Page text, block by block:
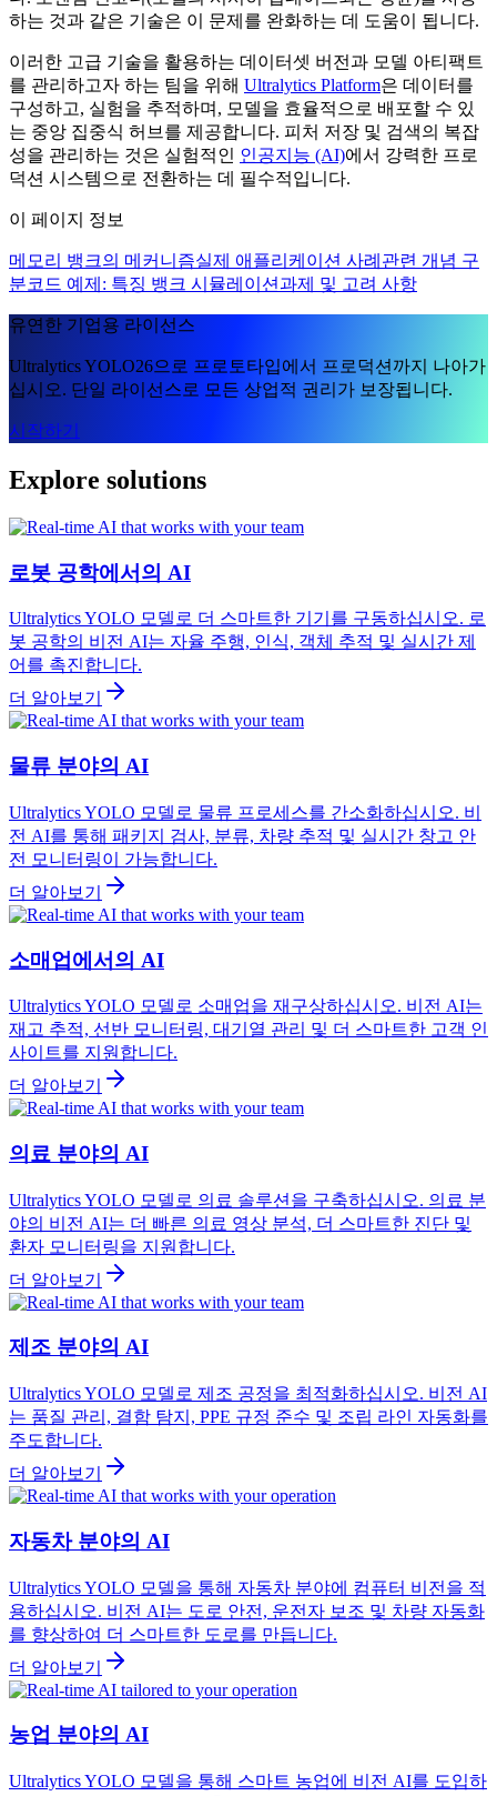
하는 것과 같은 기술은 이 문제를 완화하는 데 도움이 됩니다.
이러한 고급 기술을 활용하는 데이터셋 버전과 모델 아티팩트
를 관리하고자 하는 팀을 위해 Ultralytics Platform은 데이터를
구성하고, 실험을 추적하며, 모델을 효율적으로 배포할 수 있
는 중앙 집중식 허브를 제공합니다. 피처 저장 및 검색의 복잡
성을 관리하는 것은 실험적인 인공지능 (AI)에서 강력한 프로
덕션 시스템으로 전환하는 데 필수적입니다.
이 페이지 정보
메모리 뱅크의 메커니즘실제 애플리케이션 사례 관련 개념 구
분코드 예제: 특징 뱅크 시뮬레이션과제 및 고려 사항
유연한 기업용 라이선스
Ultralytics YOLO26으로 프로토타입에서 프로덕션까지 나아가
십시오. 단일 라이선스로 모든 상업적 권리가 보장됩니다.
시작하기
Explore solutions
로봇 공학에서의 AI
Ultralytics YOLO 모델로 더 스마트한 기기를 구동하십시오. 로
봇 공학의 비전 AI는 자율 주행, 인식, 객체 추적 및 실시간 제
어를 촉진합니다.
더 알아보기
물류 분야의 AI
Ultralytics YOLO 모델로 물류 프로세스를 간소화하십시오. 비
전 AI를 통해 패키지 검사, 분류, 차량 추적 및 실시간 창고 안
전 모니터링이 가능합니다.
더 알아보기
소매업에서의 AI
Ultralytics YOLO 모델로 소매업을 재구상하십시오. 비전 AI는
재고 추적, 선반 모니터링, 대기열 관리 및 더 스마트한 고객 인
사이트를 지원합니다.
더 알아보기
의료 분야의 AI
Ultralytics YOLO 모델로 의료 솔루션을 구축하십시오. 의료 분
야의 비전 AI는 더 빠른 의료 영상 분석, 더 스마트한 진단 및
환자 모니터링을 지원합니다.
더 알아보기
제조 분야의 AI
Ultralytics YOLO 모델로 제조 공정을 최적화하십시오. 비전 AI
는 품질 관리, 결함 탐지, PPE 규정 준수 및 조립 라인 자동화를
주도합니다.
더 알아보기
자동차 분야의 AI
Ultralytics YOLO 모델을 통해 자동차 분야에 컴퓨터 비전을 적
용하십시오. 비전 AI는 도로 안전, 운전자 보조 및 차량 자동화
를 향상하여 더 스마트한 도로를 만듭니다.
더 알아보기
농업 분야의 AI
Ultralytics YOLO 모델을 통해 스마트 농업에 비전 AI를 도입하